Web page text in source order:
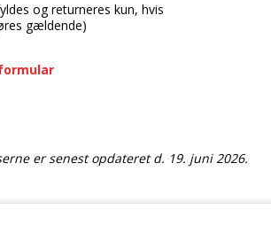
og returneres kun, hvis
gældende)
er senest opdateret d. 19. juni 2026.